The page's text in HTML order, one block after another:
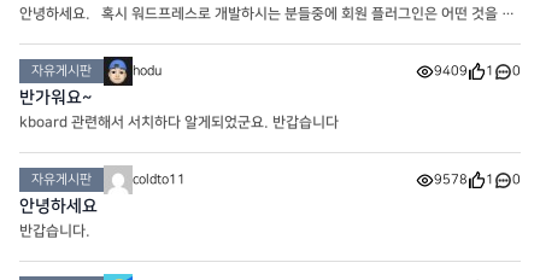
안녕하세요. 혹시 워드프레스로 개발하시는 분들중에 회원 플러그인은 어떤 것을 사
추천해주실 만한 것들이 있을까요?지금 두개 고민중
자유게시판 hodu 9409 1 0
반가워요~
kboard 관련해서 서치하다 알게되었군요. 반갑습니다
자유게시판 coldto11 9578 1 0
안녕하세요
반갑습니다.